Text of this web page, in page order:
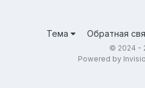
Тема Обратная
© 2024 -
Powered by